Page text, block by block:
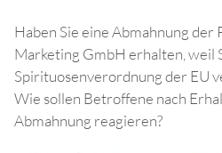
Haben Sie eine Abmahnung der
Marketing GmbH erhalten, weil
Spirituosenverordnung der EU
Wie sollen Betroffene nach
Abmahnung reagieren?